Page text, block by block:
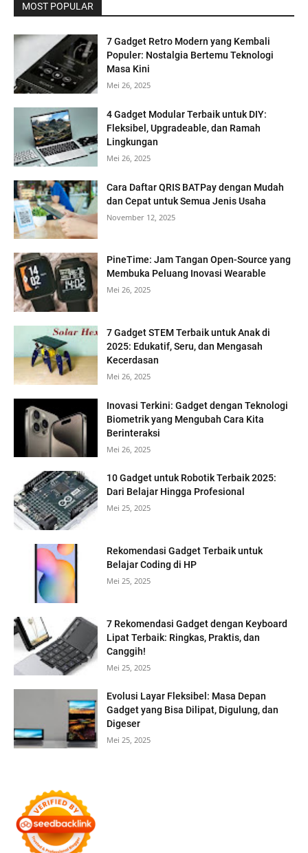
MOST POPULAR
7 Gadget Retro Modern yang Kembali
Populer: Nostalgia Bertemu Teknologi
Masa Kini
Mei 26, 2025
4 Gadget Modular Terbaik untuk DIY:
Fleksibel, Upgradeable, dan Ramah
Lingkungan
Mei 26, 2025
Cara Daftar QRIS BATPay dengan Mudah
dan Cepat untuk Semua Jenis Usaha
November 12, 2025
PineTime: Jam Tangan Open-Source yang
Membuka Peluang Inovasi Wearable
Mei 26, 2025
7 Gadget STEM Terbaik untuk Anak di
2025: Edukatif, Seru, dan Mengasah
Kecerdasan
Mei 26, 2025
Inovasi Terkini: Gadget dengan Teknologi
Biometrik yang Mengubah Cara Kita
Berinteraksi
Mei 26, 2025
10 Gadget untuk Robotik Terbaik 2025:
Dari Belajar Hingga Profesional
Mei 25, 2025
Rekomendasi Gadget Terbaik untuk
Belajar Coding di HP
Mei 25, 2025
7 Rekomendasi Gadget dengan Keyboard
Lipat Terbaik: Ringkas, Praktis, dan
Canggih!
Mei 25, 2025
Evolusi Layar Fleksibel: Masa Depan
Gadget yang Bisa Dilipat, Digulung, dan
Digeser
Mei 25, 2025